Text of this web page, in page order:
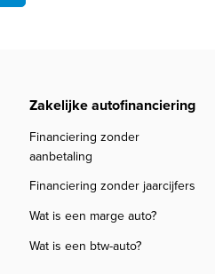
Zakelijke autofinanciering
Financiering zonder
aanbetaling
Financiering zonder jaarcijfers
Wat is een marge auto?
Wat is een btw-auto?